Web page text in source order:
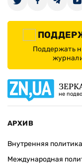
Поддержать
не
АРХИВ
Внутренняя политика
Международная